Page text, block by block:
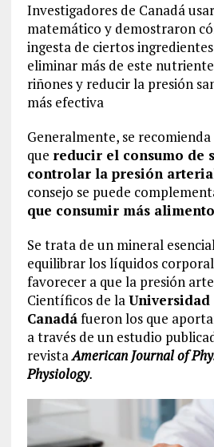
Investigadores de Canadá
matemático y demostraron
ingesta de ciertos
eliminar más de este
riñones y reducir la presión
más efectiva
Generalmente, se recomienda
que reducir el consumo de
controlarla presión
consejo se puede
que consumir más
Se trata de un mineral
equilibrar los líquidos
favorecer a que la presión
Científicos de la
Canadáfueron los que
a través de un estudio
revistaAmerican Journal of
Physiology.